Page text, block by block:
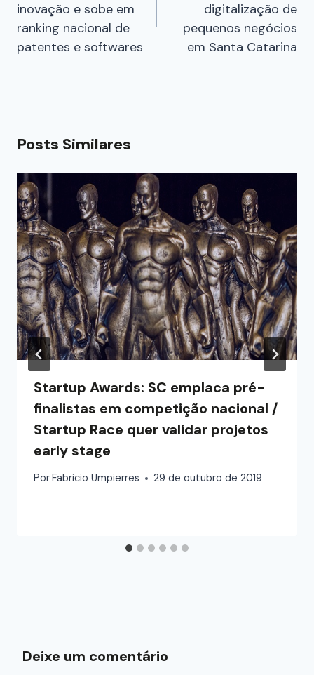
inovação e sobe em
ranking nacional de
patentes e softwares
digitalização de
pequenos negócios
em Santa Catarina
Posts Similares
Startup Awards: SC emplaca pré-
finalistas em competição nacional /
Startup Race quer validar projetos
early stage
Por Fabricio Umpierres 29 de outubro de 2019
Deixe um comentário